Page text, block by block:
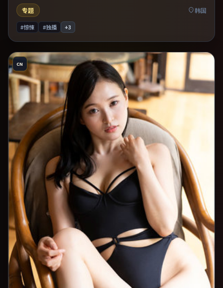
专题
韩国
#惊悚 #独播 +3
CN